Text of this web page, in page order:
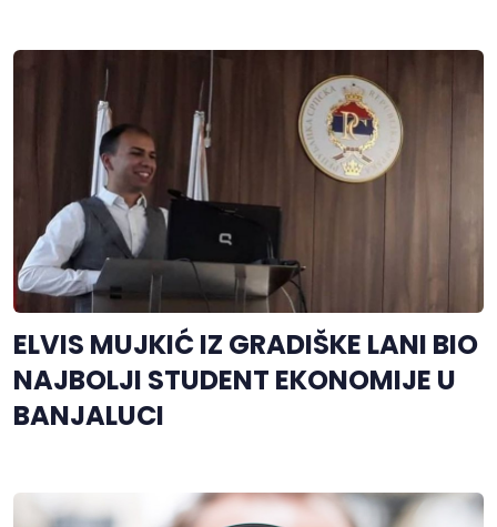
ELVIS MUJKIĆ IZ GRADIŠKE LANI BIO
NAJBOLJI STUDENT EKONOMIJE U
BANJALUCI